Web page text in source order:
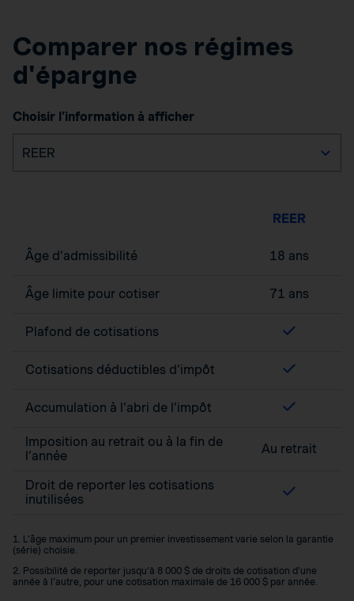
Comparer nos régimes
d'épargne
Choisir l'information à afficher
REER
Âge d’admissibilité 18 ans
Âge limite pour cotiser 71 ans
Plafond de cotisations
Cotisations déductibles d’impôt
Accumulation à l’abri de l’impôt
Imposition au retrait ou à la fin de
l’année
Au retrait
Droit de reporter les cotisations
inutilisées
1. L’âge maximum pour un premier investissement varie selon la garantie
(série) choisie.
2. Possibilité de reporter jusqu’à 8 000 $ de droits de cotisation d’une
année à l’autre, pour une cotisation maximale de 16 000 $ par année.